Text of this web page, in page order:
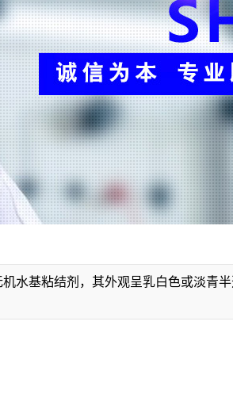
水基粘结剂，其外观呈乳白色或淡青